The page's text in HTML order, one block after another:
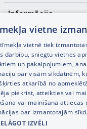
Informācija
Noderīgas saites
© SIA Tet 2026 -
vietne
vietnē tiek
darbību, sniegtu vietnes
un pakalpojumiem,
par visām sīkdatnēm,
atkarībā no
piekrist, atteikties vai
vai mainīšana
par izmantotajām
IZVĒLI